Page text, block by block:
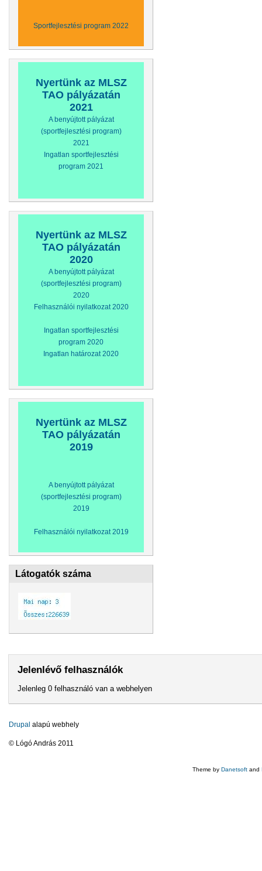
Sportfejlesztési program 2022
Nyertünk az MLSZ
TAO pályázatán
2021
A benyújtott pályázat
(sportfejlesztési program)
2021
Ingatlan sportfejlesztési
program 2021
Nyertünk az MLSZ
TAO pályázatán
2020
A benyújtott pályázat
(sportfejlesztési program)
2020
Felhasználói nyilatkozat 2020
Ingatlan sportfejlesztési
program 2020
Ingatlan határozat 2020
Nyertünk az MLSZ
TAO pályázatán
2019
A benyújtott pályázat
(sportfejlesztési program)
2019
Felhasználói nyilatkozat 2019
Látogatók száma
Jelenlévő felhasználók
Jelenleg 0 felhasználó van a webhelyen
Drupal alapú webhely
© Lógó András 2011
Theme by Danetsoft and